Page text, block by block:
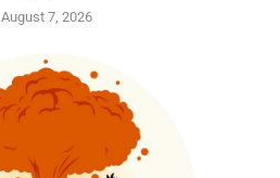
August 7, 2026